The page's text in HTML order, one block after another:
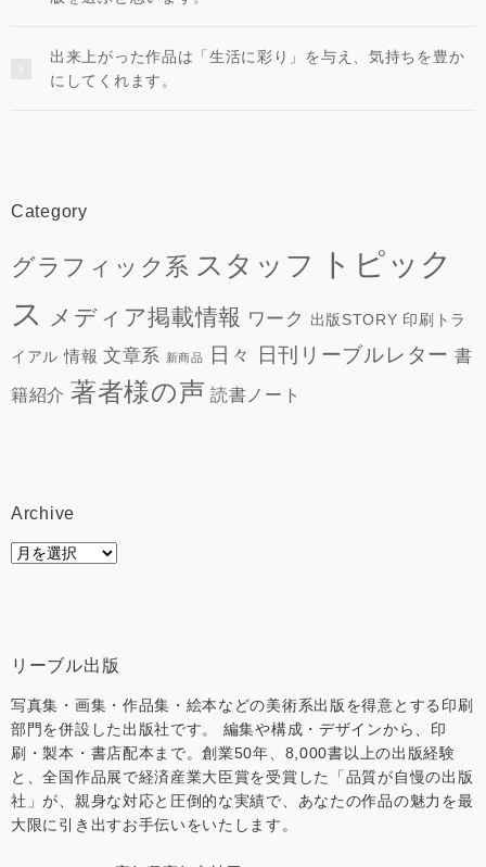
出来上がった作品は「生活に彩り」を与え、気持ちを豊か
にしてくれます。
Category
グラフィック系 スタッフ
トピック
ス メディア掲載情報 ワーク 出版STORY 印刷トラ
イアル 情報 文章系 新商品 日々 日刊リーブルレター 書
籍紹介 著者様の声 読書ノート
Archive
Archive
リーブル出版
写真集・画集・作品集・絵本などの美術系出版を得意とする印刷
部門を併設した出版社です。 編集や構成・デザインから、印
刷・製本・書店配本まで。創業50年、8,000書以上の出版経験
と、全国作品展で経済産業大臣賞を受賞した「品質が自慢の出版
社」が、親身な対応と圧倒的な実績で、あなたの作品の魅力を最
大限に引き出すお手伝いをいたします。